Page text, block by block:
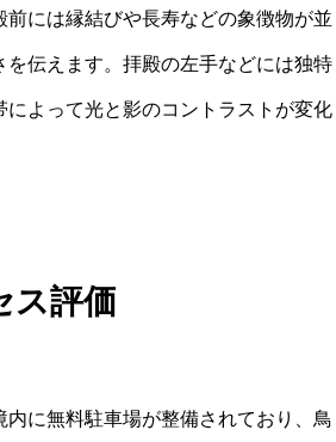
には縁結びや長寿などの象徴物が並
伝えます。拝殿の左手などには独特
よって光と影のコントラストが変化
ス評価
に無料駐車場が整備されており、鳥